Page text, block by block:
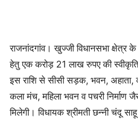
राजनांदगांव। खुज्जी विधानसभा क्षेत्र के
हेतु एक करोड़ 21 लाख रुपए की
इस राशि से सीसी सड़क, भवन, अहाता,
कला मंच, महिला भवन व पचरी निर्माण
मिलेगी। विधायक श्रीमती छन्नी चंदू